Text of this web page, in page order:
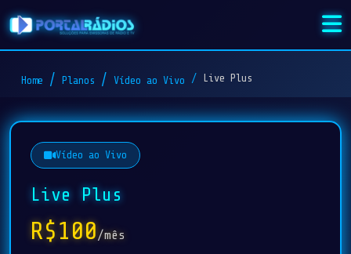
Home Planos Vídeo ao Vivo Live Plus
Vídeo ao Vivo
Live Plus
R$100/mês